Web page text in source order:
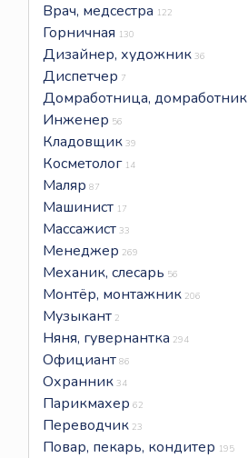
Врач, медсестра 122
Горничная 130
Дизайнер, художник 36
Диспетчер 7
Домработница, домработник
Инженер 56
Кладовщик 39
Косметолог 14
Маляр 87
Машинист 17
Массажист 33
Менеджер 269
Механик, слесарь 56
Монтёр, монтажник 206
Музыкант 2
Няня, гувернантка 294
Официант 86
Охранник 34
Парикмахер 62
Переводчик 23
Повар, пекарь, кондитер 195